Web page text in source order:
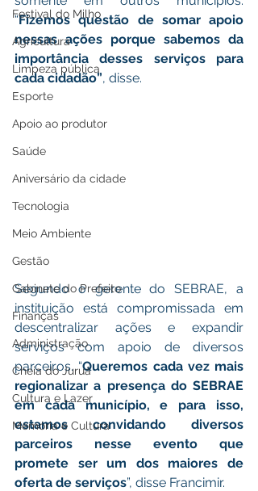
Festival do Milho
Agricultura
Limpeza pública
Esporte
Apoio ao produtor
Saúde
Aniversário da cidade
Tecnologia
Meio Ambiente
Gestão
Gabinete do Prefeito
Finanças
Administração
Cheia do Juruá
Cultura e Lazer
Memória e Cultura
“Fizemos questão de somar apoio
nessas ações porque sabemos da
importância desses serviços para
cada cidadão”, disse.
Segundo o gerente do SEBRAE, a
instituição está compromissada em
descentralizar ações e expandir
serviços com apoio de diversos
parceiros. “Queremos cada vez mais
regionalizar a presença do SEBRAE
em cada município, e para isso,
estamos convidando diversos
parceiros nesse evento que
promete ser um dos maiores de
oferta de serviços”, disse Francimir.